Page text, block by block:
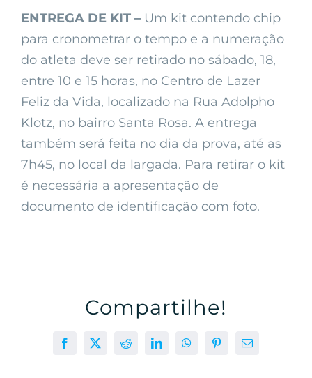
ENTREGA DE KIT – Um kit contendo chip
para cronometrar o tempo e a numeração
do atleta deve ser retirado no sábado, 18,
entre 10 e 15 horas, no Centro de Lazer
Feliz da Vida, localizado na Rua Adolpho
Klotz, no bairro Santa Rosa. A entrega
também será feita no dia da prova, até as
7h45, no local da largada. Para retirar o kit
é necessária a apresentação de
documento de identificação com foto.
Compartilhe!
Facebook
X RedditLinkedInWhatsAppPinterest
E-